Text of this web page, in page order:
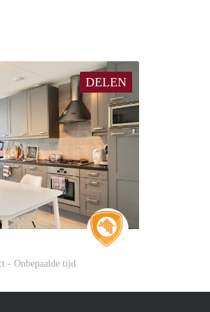
DELEN
- Onbepaalde tijd